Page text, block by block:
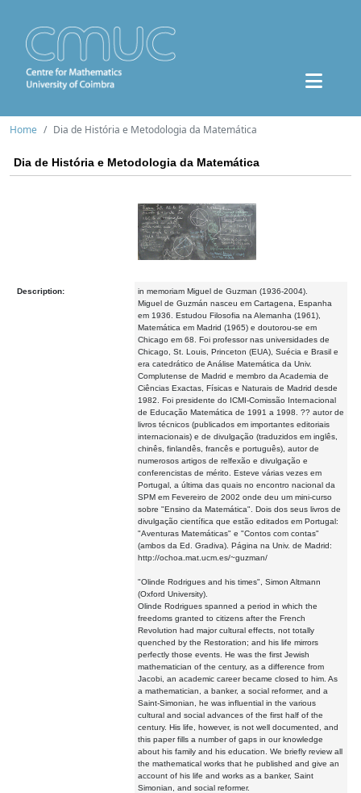
Home Dia de História e Metodologia da Matemática
Dia de História e Metodologia da Matemática
Description:
in memoriam Miguel de Guzman (1936-2004).
Miguel de Guzmán nasceu em Cartagena, Espanha
em 1936. Estudou Filosofia na Alemanha (1961),
Matemática em Madrid (1965) e doutorou-se em
Chicago em 68. Foi professor nas universidades de
Chicago, St. Louis, Princeton (EUA), Suécia e Brasil e
era catedrático de Análise Matemática da Univ.
Complutense de Madrid e membro da Academia de
Ciências Exactas, Físicas e Naturais de Madrid desde
1982. Foi presidente do ICMI-Comissão Internacional
de Educação Matemática de 1991 a 1998. ?? autor de
livros técnicos (publicados em importantes editoriais
internacionais) e de divulgação (traduzidos em inglês,
chinês, finlandês, francês e português), autor de
numerosos artigos de relfexão e divulgação e
conferencistas de mérito. Esteve várias vezes em
Portugal, a última das quais no encontro nacional da
SPM em Fevereiro de 2002 onde deu um mini-curso
sobre "Ensino da Matemática". Dois dos seus livros de
divulgação científica que estão editados em Portugal:
"Aventuras Matemáticas" e "Contos com contas"
(ambos da Ed. Gradiva). Página na Univ. de Madrid:
http://ochoa.mat.ucm.es/~guzman/
"Olinde Rodrigues and his times", Simon Altmann
(Oxford University).
Olinde Rodrigues spanned a period in which the
freedoms granted to citizens after the French
Revolution had major cultural effects, not totally
quenched by the Restoration; and his life mirrors
perfectly those events. He was the first Jewish
mathematician of the century, as a difference from
Jacobi, an academic career became closed to him. As
a mathematician, a banker, a social reformer, and a
Saint-Simonian, he was influential in the various
cultural and social advances of the first half of the
century. His life, however, is not well documented, and
this paper fills a number of gaps in our knowledge
about his family and his education. We briefly review all
the mathematical works that he published and give an
account of his life and works as a banker, Saint
Simonian, and social reformer.